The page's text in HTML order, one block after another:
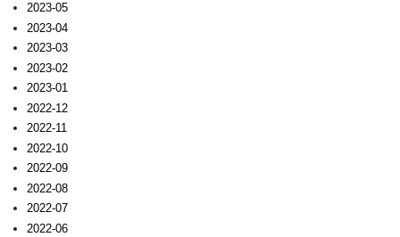
2023-05
2023-04
2023-03
2023-02
2023-01
2022-12
2022-11
2022-10
2022-09
2022-08
2022-07
2022-06